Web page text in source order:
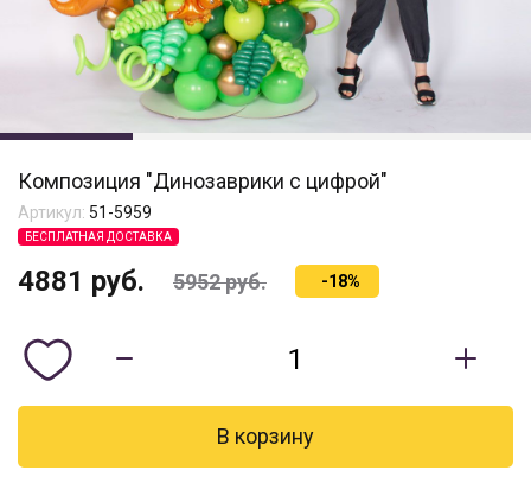
Композиция "Динозаврики с цифрой"
Артикул: 51-5959
БЕСПЛАТНАЯ ДОСТАВКА
4881 руб. 5952руб. -18%